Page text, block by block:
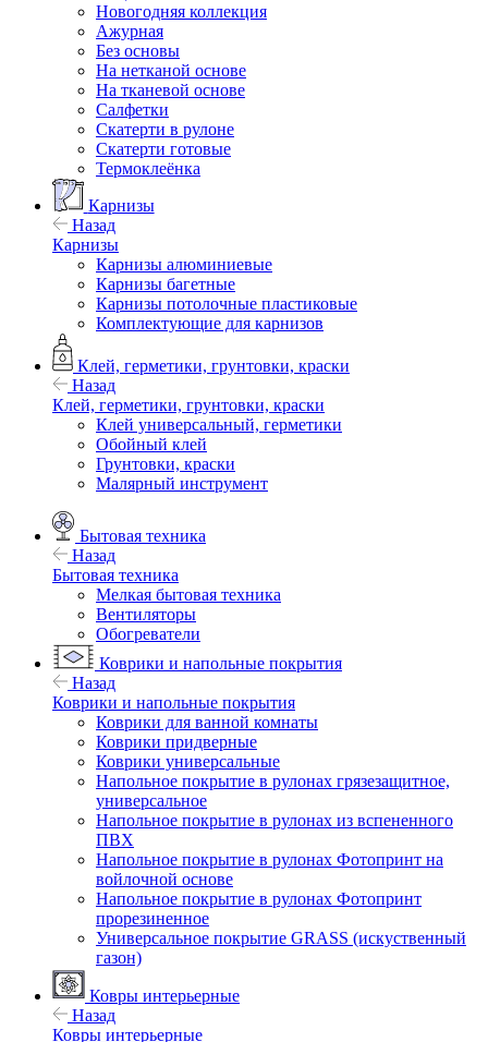
Новогодняя коллекция
Ажурная
Без основы
На нетканой основе
На тканевой основе
Салфетки
Скатерти в рулоне
Скатерти готовые
Термоклеёнка
Карнизы
Назад
Карнизы
Карнизы алюминиевые
Карнизы багетные
Карнизы потолочные пластиковые
Комплектующие для карнизов
Клей, герметики, грунтовки, краски
Назад
Клей, герметики, грунтовки, краски
Клей универсальный, герметики
Обойный клей
Грунтовки, краски
Малярный инструмент
Бытовая техника
Назад
Бытовая техника
Мелкая бытовая техника
Вентиляторы
Обогреватели
Коврики и напольные покрытия
Назад
Коврики и напольные покрытия
Коврики для ванной комнаты
Коврики придверные
Коврики универсальные
Напольное покрытие в рулонах грязезащитное,
универсальное
Напольное покрытие в рулонах из вспененного
ПВХ
Напольное покрытие в рулонах Фотопринт на
войлочной основе
Напольное покрытие в рулонах Фотопринт
прорезиненное
Универсальное покрытие GRASS (искуственный
газон)
Ковры интерьерные
Назад
Ковры интерьерные